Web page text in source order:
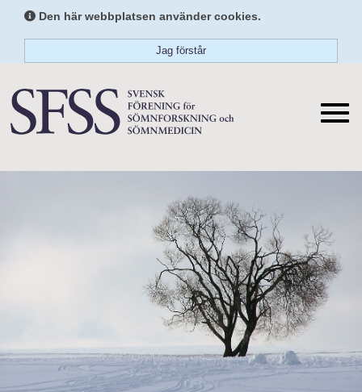
Den här webbplatsen använder cookies.
Jag förstår